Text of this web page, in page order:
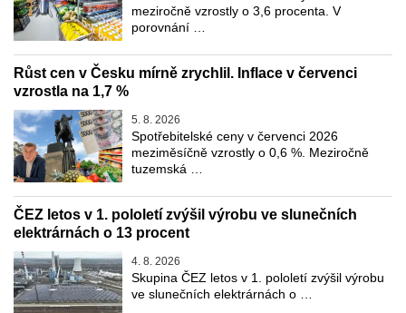
meziročně vzrostly o 3,6 procenta. V
porovnání …
Růst cen v Česku mírně zrychlil. Inflace v červenci
vzrostla na 1,7 %
5. 8. 2026
Spotřebitelské ceny v červenci 2026
meziměsíčně vzrostly o 0,6 %. Meziročně
tuzemská …
ČEZ letos v 1. pololetí zvýšil výrobu ve slunečních
elektrárnách o 13 procent
4. 8. 2026
Skupina ČEZ letos v 1. pololetí zvýšil výrobu
ve slunečních elektrárnách o …